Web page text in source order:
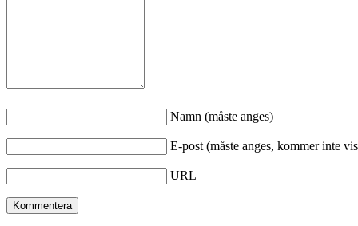
Namn (måste anges)
E-post (måste anges, kommer inte
URL